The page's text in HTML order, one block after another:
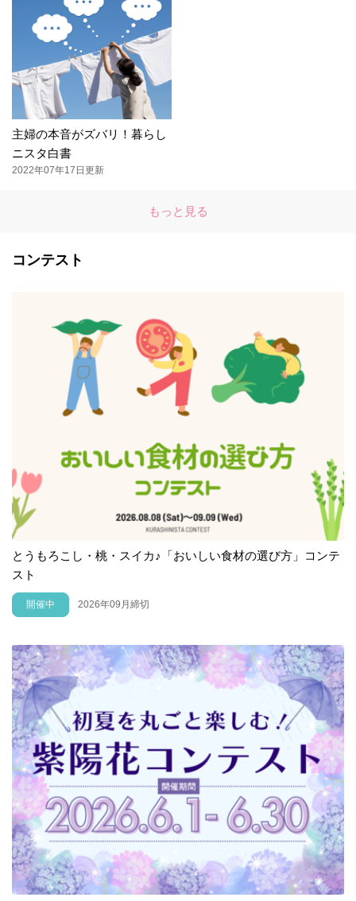
主婦の本音がズバリ！暮らし
ニスタ白書
2022年07年17日更新
もっと見る
コンテスト
とうもろこし・桃・スイカ♪「おいしい食材の選び方」コンテ
スト
開催中 2026年09月締切